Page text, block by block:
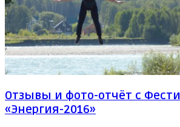
Отзывы и фото-отчёт с
«Энергия-2016»